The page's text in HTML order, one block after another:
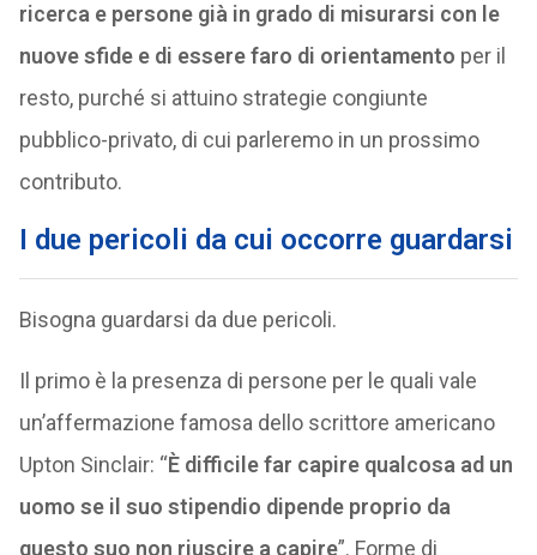
ricerca e persone già in grado di misurarsi con le
nuove sfide e di essere faro di orientamento per il
resto, purché si attuino strategie congiunte
pubblico-privato, di cui parleremo in un prossimo
contributo.
I due pericoli da cui occorre guardarsi
Bisogna guardarsi da due pericoli.
Il primo è la presenza di persone per le quali vale
un’affermazione famosa dello scrittore americano
Upton Sinclair: “È difficile far capire qualcosa ad un
uomo se il suo stipendio dipende proprio da
questo suo non riuscire a capire”. Forme di